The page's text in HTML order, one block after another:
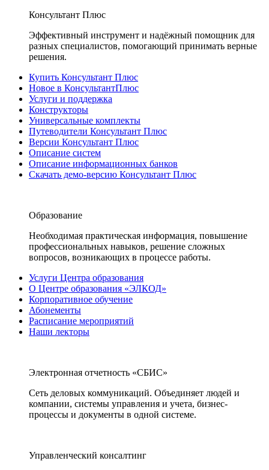
Консультант Плюс
Эффективный инструмент и надёжный помощник для
разных специалистов, помогающий принимать верные
решения.
Купить Консультант Плюс
Новое в КонсультантПлюс
Услуги и поддержка
Конструкторы
Универсальные комплекты
Путеводители Консультант Плюс
Версии Консультант Плюс
Описание систем
Описание информационных банков
Скачать демо-версию Консультант Плюс
Образование
Необходимая практическая информация, повышение
профессиональных навыков, решение сложных
вопросов, возникающих в процессе работы.
Услуги Центра образования
О Центре образования «ЭЛКОД»
Корпоративное обучение
Абонементы
Расписание мероприятий
Наши лекторы
Электронная отчетность «СБИС»
Сеть деловых коммуникаций. Объединяет людей и
компании, системы управления и учета, бизнес-
процессы и документы в одной системе.
Управленческий консалтинг